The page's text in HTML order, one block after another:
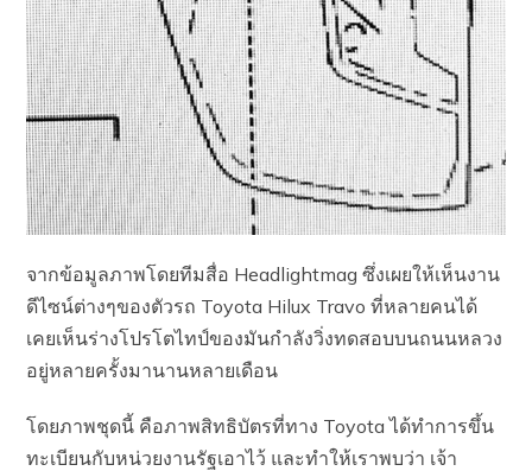
จากข้อมูลภาพโดยทีมสื่อ Headlightmag ซึ่งเผยให้เห็นงาน
ดีไซน์ต่างๆของตัวรถ Toyota Hilux Travo ที่หลายคนได้
เคยเห็นร่างโปรโตไทป์ของมันกำลังวิ่งทดสอบบนถนนหลวง
อยู่หลายครั้งมานานหลายเดือน
โดยภาพชุดนี้ คือภาพสิทธิบัตรที่ทาง Toyota ได้ทำการขึ้น
ทะเบียนกับหน่วยงานรัฐเอาไว้ และทำให้เราพบว่า เจ้า